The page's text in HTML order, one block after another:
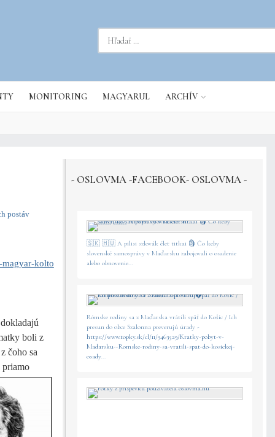
MONITORING MAGYARUL ARCHÍV
postáv
kolto
boli z
čoho sa
priamo
- OSLOVMA -FACEBOOK- OSLOVMA -
🇸🇰 🇭🇺 A pilisi szlovák élet titkai 🗿 Čo keby
slovenské samosprávy v Maďarsku zabojovali o osadenie
alebo obnovenie...
Rómske rodiny sa z Maďarska vrátili späť do Košíc / Ich
presun do obce Szalonna preverujú úrady -
https://www.topky.sk/cl/11/9463529/Kratky-pobyt-v-
Madarsku--Romske-rodiny-sa-vratili-spat-do-kosickej-
osady...